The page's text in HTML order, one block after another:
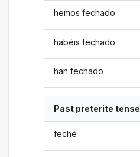
hemos fechado
habéis fechado
han fechado
Past preterite tense
feché